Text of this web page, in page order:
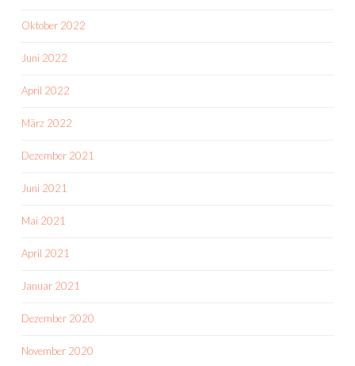
Oktober 2022
Juni 2022
April 2022
März 2022
Dezember 2021
Juni 2021
Mai 2021
April 2021
Januar 2021
Dezember 2020
November 2020